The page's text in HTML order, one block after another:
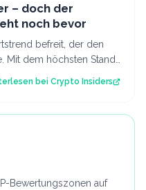
– doch der
noch bevor
befreit, der den
Mit dem höchsten Stand
bei Crypto Insiders
Bewertungszonen auf